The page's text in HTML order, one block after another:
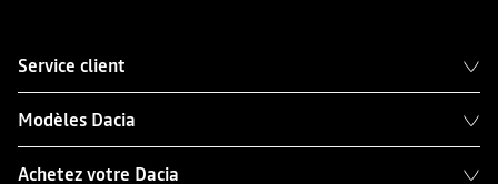
Service client
Modèles Dacia
Achetez votre Dacia